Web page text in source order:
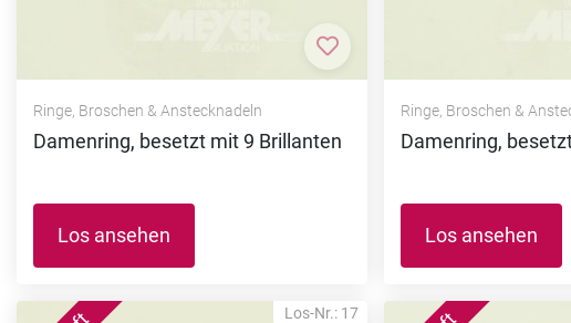
Zur Merkliste hinzufügen
Ringe, Broschen & Anstecknadeln
Damenring, besetzt mit 9 Brillanten
Los ansehen
Ringe, Broschen &
Damenring,
Los ansehen
Los-Nr.: 17